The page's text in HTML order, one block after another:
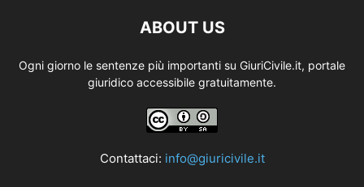
ABOUT US
Ogni giorno le sentenze più importanti su GiuriCivile.it, portale
giuridico accessibile gratuitamente.
Contattaci: info@giuricivile.it